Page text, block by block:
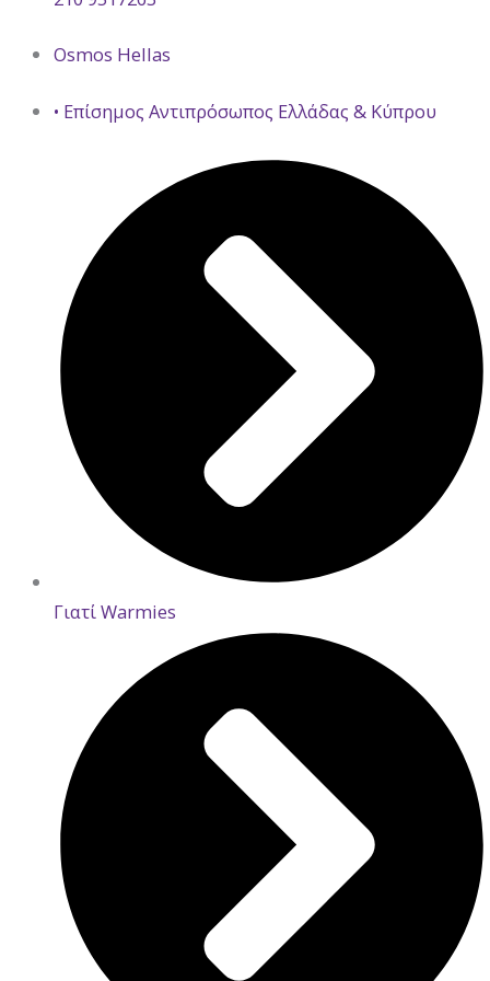
Osmos Hellas
• Επίσημος Αντιπρόσωπος Ελλάδας & Κύπρου
Γιατί Warmies